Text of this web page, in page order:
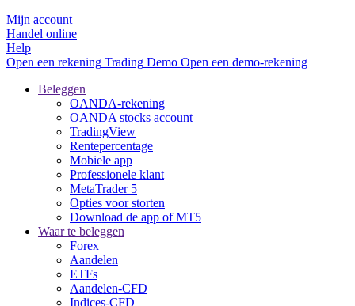
Mijn account
Handel online
Help
Open een rekening Trading Demo Open een demo-rekening
Beleggen
OANDA-rekening
OANDA stocks account
TradingView
Rentepercentage
Mobiele app
Professionele klant
MetaTrader 5
Opties voor storten
Download de app of MT5
Waar te beleggen
Forex
Aandelen
ETFs
Aandelen-CFD
Indices-CFD